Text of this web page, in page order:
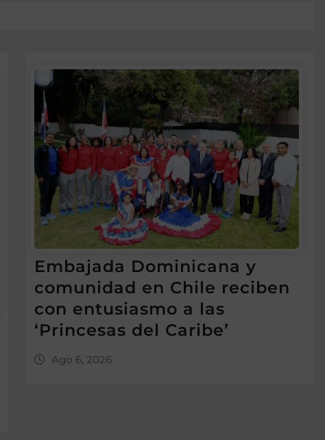
Embajada Dominicana y
comunidad en Chile reciben
con entusiasmo a las
‘Princesas del Caribe’
Ago 6, 2026